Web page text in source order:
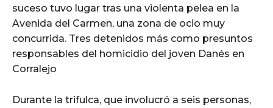
suceso tuvo lugar tras una violenta pelea en la
Avenida del Carmen, una zona de ocio muy
concurrida. Tres detenidos más como presuntos
responsables del homicidio del joven Danés en
Corralejo
Durante la trifulca, que involucró a seis personas,